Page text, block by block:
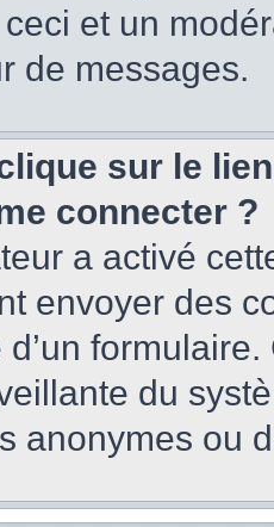
et un
de messages.
sur le
connecter ?
a activé
envoyer des
d’un
du
anonymes ou